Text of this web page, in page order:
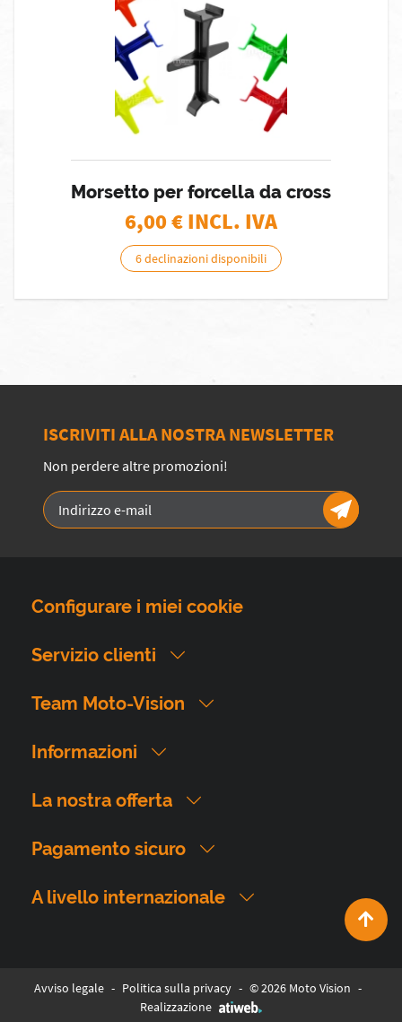
Morsetto per forcella da cross
6,00€ INCL. IVA
6 declinazioni disponibili
ISCRIVITI ALLA NOSTRA NEWSLETTER
Non perdere altre promozioni!
Configurare i miei cookie
Servizio clienti
Team Moto-Vision
Informazioni
La nostra offerta
Pagamento sicuro
A livello internazionale
Avviso legale - Politica sulla privacy - © 2026 Moto Vision -
Realizzazione